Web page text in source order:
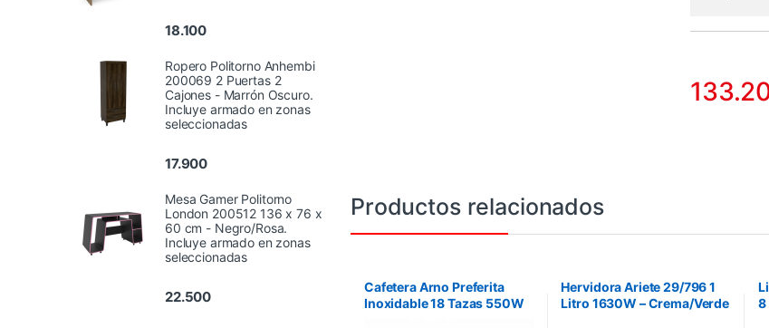
Productos relacionados
Cafetera Arno Preferita
Inoxidable 18 Tazas 550W
Hervidora Ariete 29/796 1
Litro 1630W – Crema/Verde
8
18.100
Ropero Politorno Anhembi
200069 2 Puertas 2
Cajones - Marrón Oscuro.
Incluye armado en zonas
seleccionadas
17.900
Mesa Gamer Politorno
London 200512 136 x 76 x
60 cm - Negro/Rosa.
Incluye armado en zonas
seleccionadas
22.500